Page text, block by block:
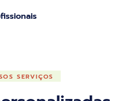
SERVIÇOS